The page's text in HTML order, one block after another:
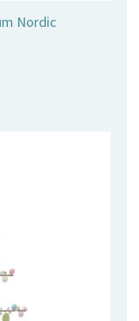
Nordic